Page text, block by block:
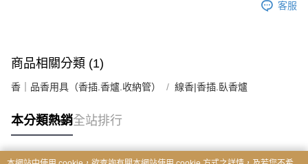
客服
商品相關分類 (1)
香｜品香用具（香插.香爐.收納管） 線香|香插.臥香爐
本分類熱銷全站排行